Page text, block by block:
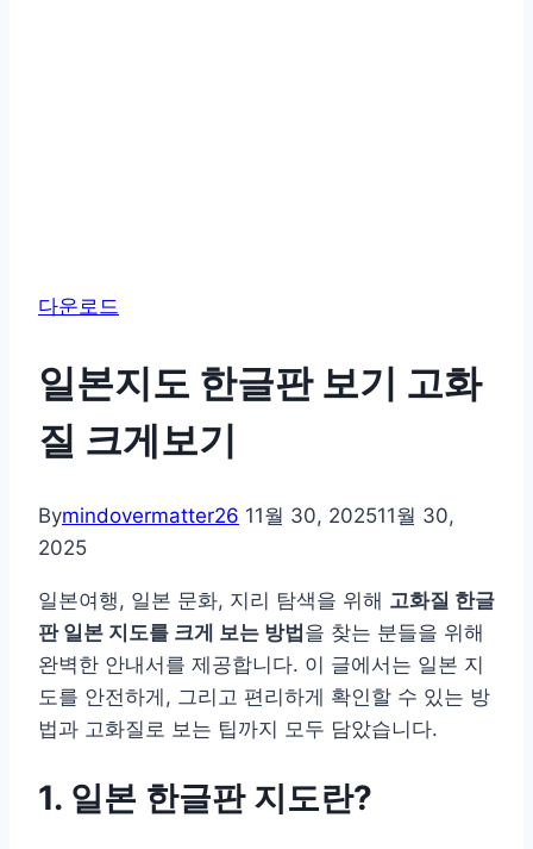
다운로드
일본지도 한글판 보기 고화
질 크게보기
Bymindovermatter26 11월 30, 202511월 30,
2025
일본여행, 일본 문화, 지리 탐색을 위해 고화질 한글
판 일본 지도를 크게 보는 방법 을 찾는 분들을 위해
완벽한 안내서를 제공합니다. 이 글에서는 일본 지
도를 안전하게, 그리고 편리하게 확인할 수 있는 방
법과 고화질로 보는 팁까지 모두 담았습니다.
1. 일본 한글판 지도란?